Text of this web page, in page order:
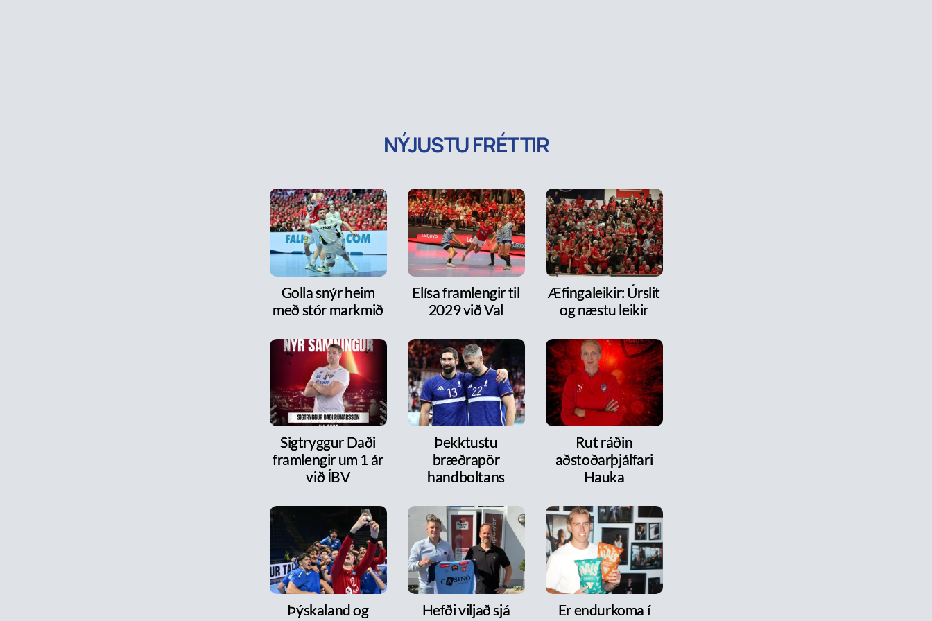
NÝJUSTU FRÉTTIR
Golla snýr heim
með stór markmið
Elísa framlengir til
2029 við Val
Æfingaleikir: Úrslit
og næstu leikir
Sigtryggur Daði
framlengir um 1 ár
við ÍBV
Þekktustu
bræðrapör
handboltans
Rut ráðin
aðstoðarþjálfari
Hauka
Þýskaland og
Hefði viljað sjá
Er endurkoma í